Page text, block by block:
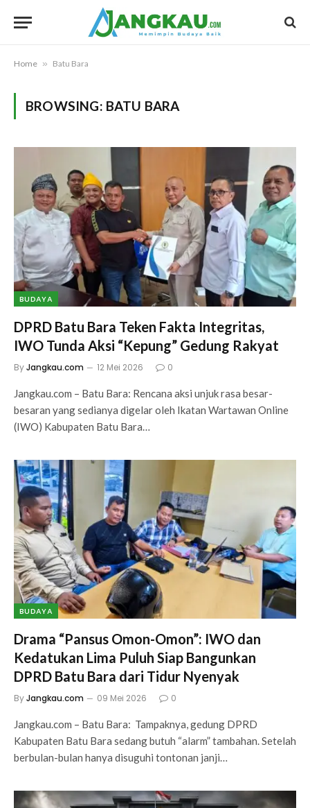
Home » Batu Bara
BROWSING: BATU BARA
BUDAYA
DPRD Batu Bara Teken Fakta Integritas,
IWO Tunda Aksi “Kepung” Gedung Rakyat
ByJangkau.com 12 Mei 2026 0
Jangkau.com – Batu Bara: Rencana aksi unjuk rasa besar-
besaran yang sedianya digelar oleh Ikatan Wartawan Online
(IWO) Kabupaten Batu Bara…
BUDAYA
Drama “Pansus Omon-Omon”: IWO dan
Kedatukan Lima Puluh Siap Bangunkan
DPRD Batu Bara dari Tidur Nyenyak
ByJangkau.com 09 Mei 2026 0
Jangkau.com – Batu Bara: Tampaknya, gedung DPRD
Kabupaten Batu Bara sedang butuh “alarm” tambahan. Setelah
berbulan-bulan hanya disuguhi tontonan janji…